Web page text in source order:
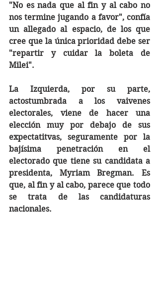
"No es nada que al fin y al cabo no
nos termine jugando a favor", confía
un allegado al espacio, de los que
cree que la única prioridad debe ser
"repartir y cuidar la boleta de
Milei".
La Izquierda, por su parte,
actostumbrada a los vaivenes
electorales, viene de hacer una
elección muy por debajo de sus
expectatitvas, seguramente por la
bajísima penetración en el
electorado que tiene su candidata a
presidenta, Myriam Bregman. Es
que, al fin y al cabo, parece que todo
se trata de las candidaturas
nacionales.